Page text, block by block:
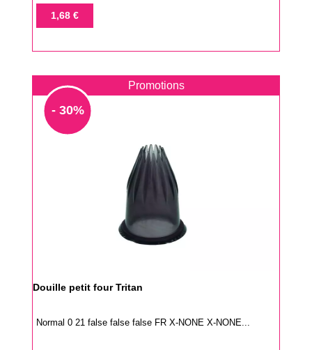
base
Prix1,68 €
Promotions
- 30%
Douille petit four Tritan
Normal 0 21 false false false FR X-NONE X-NONE...